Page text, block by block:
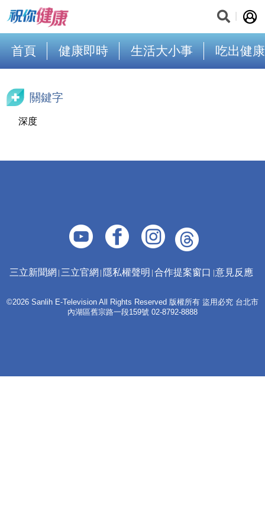
首頁 健康即時 生活大小事 吃出健康
關鍵字
深度
三立新聞網 三立官網 隱私權聲明 合作提案窗口 意見反應
©2026 Sanlih E-Television All Rights Reserved 版權所有 盜用必究 台北市
內湖區舊宗路一段159號 02-8792-8888